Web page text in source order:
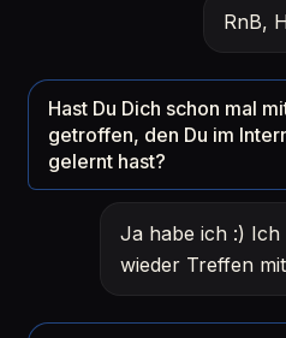
RnB,
Hast Du Dich schon mal
getroffen, den Du im
gelernt hast?
Ja habe ich :) Ich
wieder Treffen